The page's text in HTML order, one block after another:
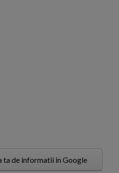
ta de informatii in Google